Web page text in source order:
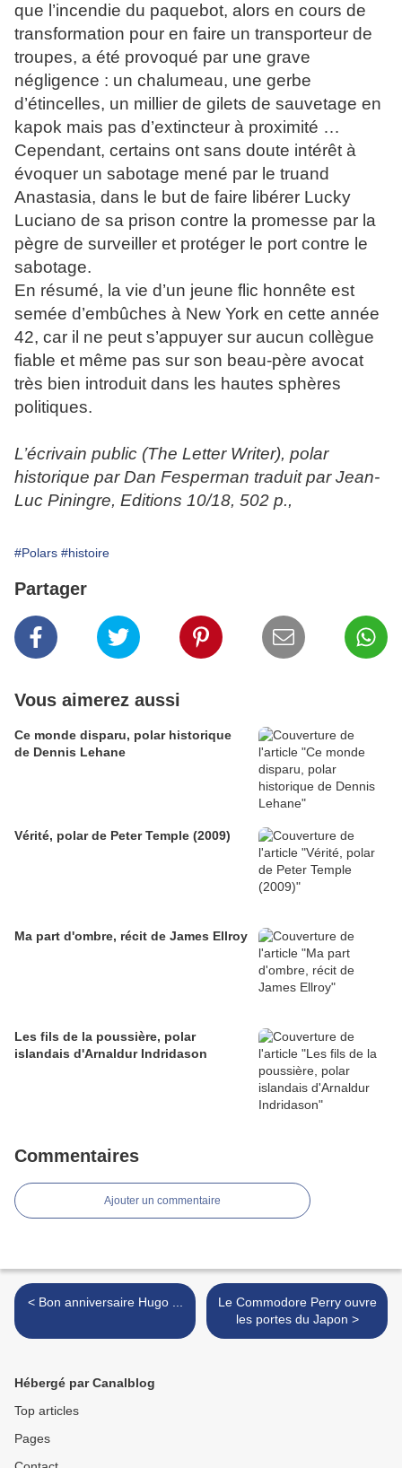
que l’incendie du paquebot, alors en cours de
transformation pour en faire un transporteur de
troupes, a été provoqué par une grave
négligence : un chalumeau, une gerbe
d’étincelles, un millier de gilets de sauvetage en
kapok mais pas d’extincteur à proximité …
Cependant, certains ont sans doute intérêt à
évoquer un sabotage mené par le truand
Anastasia, dans le but de faire libérer Lucky
Luciano de sa prison contre la promesse par la
pègre de surveiller et protéger le port contre le
sabotage.
En résumé, la vie d’un jeune flic honnête est
semée d’embûches à New York en cette année
42, car il ne peut s’appuyer sur aucun collègue
fiable et même pas sur son beau-père avocat
très bien introduit dans les hautes sphères
politiques.
L’écrivain public (The Letter Writer), polar
historique par Dan Fesperman traduit par Jean-
Luc Piningre, Editions 10/18, 502 p.,
#Polars #histoire
Partager
Vous aimerez aussi
Ce monde disparu, polar historique
de Dennis Lehane
Vérité, polar de Peter Temple (2009)
Ma part d'ombre, récit de James Ellroy
Les fils de la poussière, polar
islandais d'Arnaldur Indridason
Commentaires
Ajouter un commentaire
< Bon anniversaire Hugo ...
Le Commodore Perry ouvre
les portes du Japon >
Hébergé par Canalblog
Top articles
Pages